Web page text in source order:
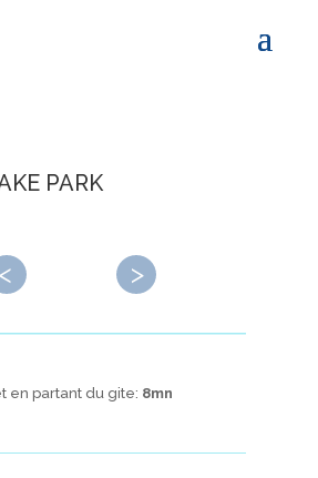
PARK
→
en partant du gite: 8mn